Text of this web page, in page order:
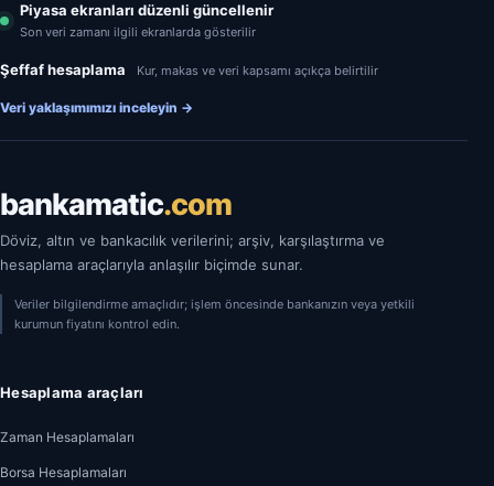
Piyasa ekranları düzenli güncellenir
Son veri zamanı ilgili ekranlarda gösterilir
Şeffaf hesaplama Kur, makas ve veri kapsamı açıkça belirtilir
Veri yaklaşımımızı inceleyin →
bankamatic.com
Döviz, altın ve bankacılık verilerini; arşiv, karşılaştırma ve
hesaplama araçlarıyla anlaşılır biçimde sunar.
Veriler bilgilendirme amaçlıdır; işlem öncesinde bankanızın veya yetkili
kurumun fiyatını kontrol edin.
Hesaplama araçları
Zaman Hesaplamaları
Borsa Hesaplamaları